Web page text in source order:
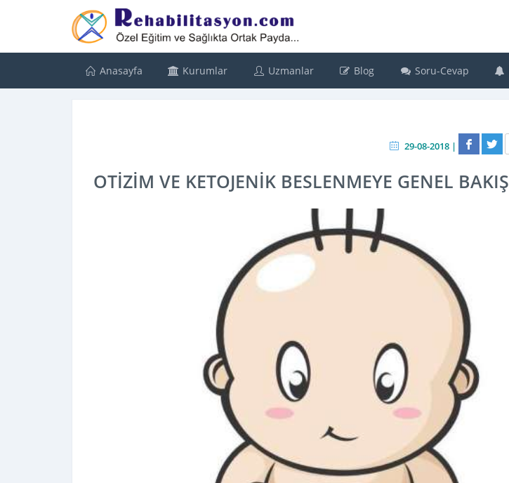
Anasayfa Kurumlar Uzmanlar Blog Soru-Cevap
29-08-2018 |
OTİZİM VE KETOJENİK BESLENMEYE GENEL BAKIŞ